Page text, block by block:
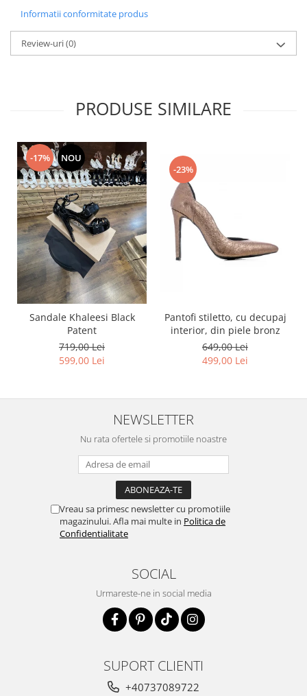
Informatii conformitate produs
Review-uri(0)
PRODUSE SIMILARE
-17% NOU
Sandale Khaleesi Black
Patent
719,00 Lei
599,00 Lei
-23%
Pantofi stiletto, cu decupaj
interior, din piele bronz
649,00 Lei
499,00 Lei
NEWSLETTER
Nu rata ofertele si promotiile noastre
Vreau sa primesc newsletter cu promotiile
magazinului. Afla mai multe in Politica de
Confidentialitate
SOCIAL
Urmareste-ne in social media
SUPORT CLIENTI
+40737089722